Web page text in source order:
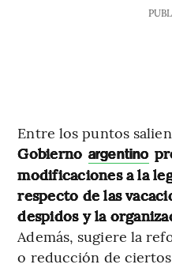
Entre los puntos
Gobierno argentino
modificaciones a la
respecto de las
despidos y la
Además, sugiere la
o reducción de